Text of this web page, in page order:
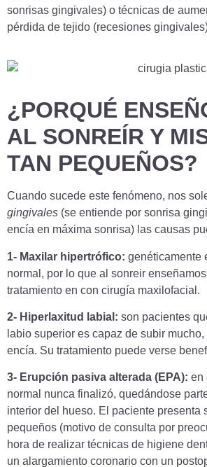
sonrisas gingivales) o técnicas de
pérdida de tejido (recesiones
¿PORQUÉ
AL SONREÍR Y
TAN PEQUEÑOS?
Cuando sucede este fenómeno, nos
gingivales (se entiende por sonrisa
encía en máxima sonrisa) las causas
1- Maxilar hipertrófico: genéticamente
normal, por lo que al sonreir
tratamiento en con cirugía maxilofacial.
2- Hiperlaxitud labial: son pacientes
labio superior es capaz de subir
encía. Su tratamiento puede verse
3- Erupción pasiva alterada (EPA): en
normal nunca finalizó, quedándose
interior del hueso. El paciente presenta
pequeños (motivo de consulta por
hora de realizar técnicas de higiene
un alargamiento coronario con un